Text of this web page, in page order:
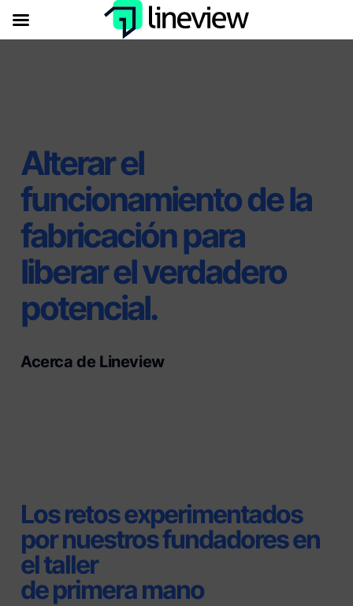
Alterar el
funcionamiento de la
fabricación para
liberar el verdadero
potencial.
Acerca de Lineview
Los retos experimentados
por nuestros fundadores en
el taller
de primera mano